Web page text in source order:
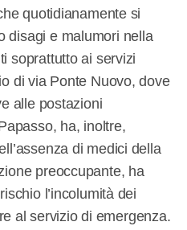
quotidianamente si
disagi e malumori nella
soprattutto ai servizi
di via Ponte Nuovo, dove
alle postazioni
ha, inoltre,
di medici della
preoccupante, ha
l’incolumità dei
al servizio di emergenza.